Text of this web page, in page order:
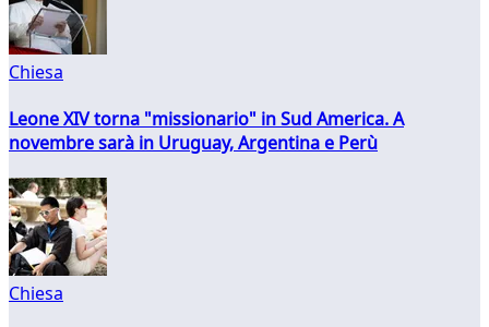
Chiesa
Leone XIV torna "missionario" in Sud America. A
novembre sarà in Uruguay, Argentina e Perù
Chiesa